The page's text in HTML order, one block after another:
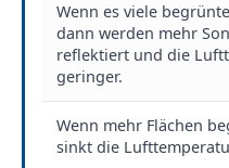
Wenn es viele
dann werden mehr
reflektiert und die
geringer.
Wenn mehr Flächen
sinkt die